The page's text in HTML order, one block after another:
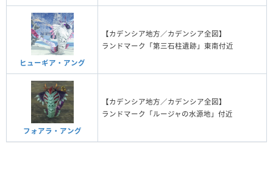
ヒューギア・アング
【カデンシア地方／カデンシア全図】
ランドマーク「第三石柱遺跡」東南付近
フォアラ・アング
【カデンシア地方／カデンシア全図】
ランドマーク「ルージャの水源地」付近